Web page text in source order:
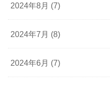
2024年8月 (7)
2024年7月 (8)
2024年6月 (7)